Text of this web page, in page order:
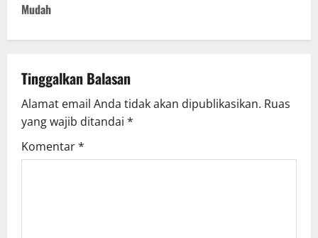
n
v
i
g
Mudah
Tinggalkan Balasan
Alamat email Anda tidak akan dipublikasikan. Ruas
yang wajib ditandai *
Komentar*